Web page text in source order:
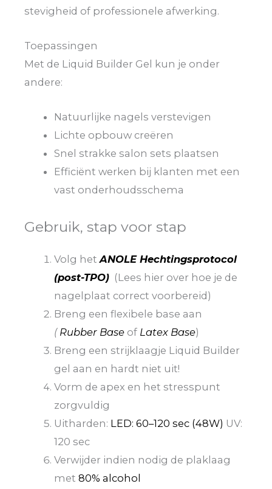
stevigheid of professionele afwerking.
Toepassingen
Met de Liquid Builder Gel kun je onder
andere:
Natuurlijke nagels verstevigen
Lichte opbouw creëren
Snel strakke salon sets plaatsen
Efficiënt werken bij klanten met een
vast onderhoudsschema
Gebruik, stap voor stap
Volg hetANOLE Hechtingsprotocol
(post-TPO) (Lees hier over hoe je de
nagelplaat correct voorbereid)
Breng een flexibele base aan
( Rubber Base of Latex Base)
Breng een strijklaagje Liquid Builder
gel aan en hardt niet uit!
Vorm de apex en het stresspunt
zorgvuldig
Uitharden: LED: 60–120 sec (48W) UV:
120 sec
Verwijder indien nodig de plaklaag
met80% alcohol